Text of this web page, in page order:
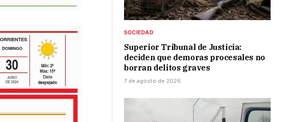
SOCIEDAD
Superior Tribunal de Justicia:
deciden que demoras procesales no
borran delitos graves
7 de agosto de 2026